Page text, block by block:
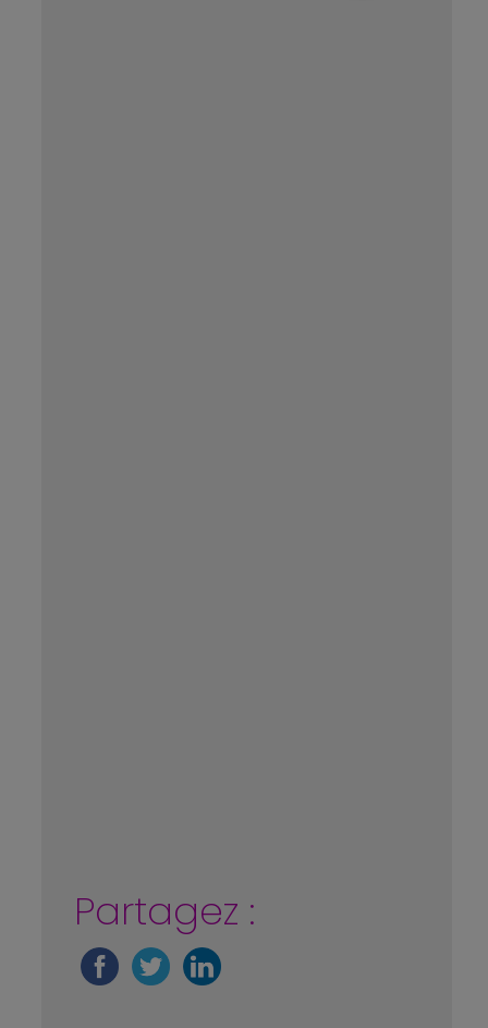
Partagez :